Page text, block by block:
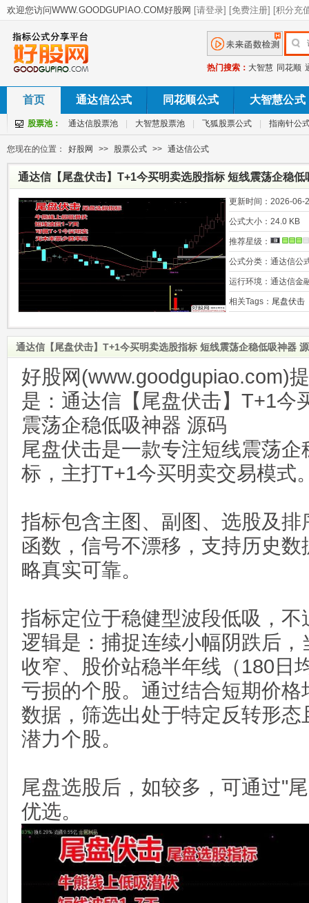
热门搜索： 大智慧 同花顺
首页 通达信公式 同花顺公式 大智慧公式
股票池： 通达信股票池 大智慧股票池 飞狐股票公式 指南针公
您现在的位置： 好股网 >> 股票公式 >> 通达信公式
通达信【尾盘伏击】T+1今买明卖选股指标 短线震荡企稳低
更新时间： 2026-06-
公式大小： 24.0 KB
推荐星级：
公式分类： 通达信公
运行环境： 通达信金
相关Tags： 尾盘伏击
通达信【尾盘伏击】T+1今买明卖选股指标 短线震荡企稳低吸神器
好股网(www.goodgupiao.com)
是：通达信【尾盘伏击】T+1今
震荡企稳低吸神器 源码
尾盘伏击是一款专注短线震荡
标，主打T+1今买明卖交易模式
指标包含主图、副图、选股及
函数，信号不漂移，支持历史
略真实可靠。
指标定位于稳健型波段低吸，
逻辑是：捕捉连续小幅阴跌后
收窄、股价站稳半年线（180日
亏损的个股。通过结合短期价
数据，筛选出处于特定反转形
潜力个股。
尾盘选股后，如较多，可通过"
优选。